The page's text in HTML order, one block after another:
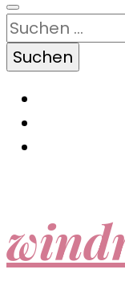
Suchen
nach: